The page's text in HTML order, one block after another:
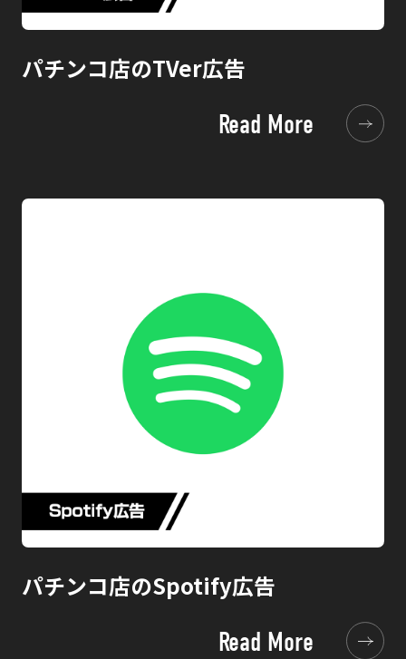
パチンコ店のTVer広告
Read More
パチンコ店のSpotify広告
Read More